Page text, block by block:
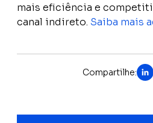
mais eficiência e
canal indireto. Saiba mais
Compartilhe: